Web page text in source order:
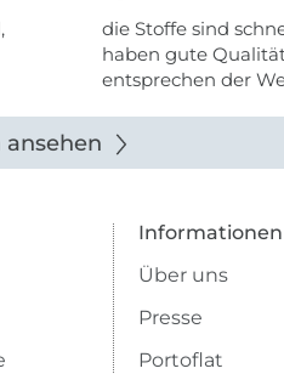
die Stoffe sind
haben gute
entsprechen der
auch die Firma
Informationen
Über uns
Presse
Portoflat